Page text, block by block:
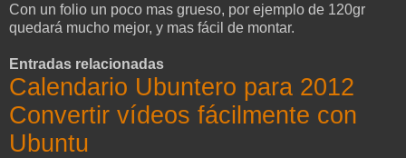
Con un folio un poco mas grueso, por ejemplo de 120gr
quedará mucho mejor, y mas fácil de montar.
Entradas relacionadas
Calendario Ubuntero para 2012
Convertir vídeos fácilmente con
Ubuntu